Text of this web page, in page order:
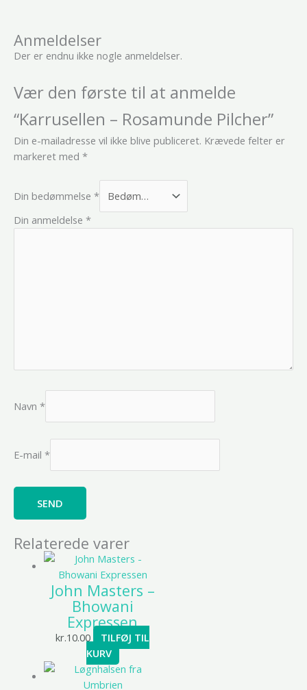
Anmeldelser
Der er endnu ikke nogle anmeldelser.
Vær den første til at anmelde
“Karrusellen – Rosamunde Pilcher”
Din e-mailadresse vil ikke blive publiceret. Krævede felter er
markeret med *
Din bedømmelse *
Din anmeldelse *
Navn *
E-mail *
Relaterede varer
John Masters –
Bhowani
Expressen
kr.10.00
TILFØJ TIL
KURV